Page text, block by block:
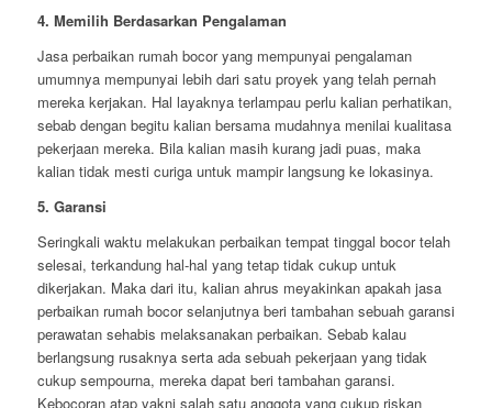
4. Memilih Berdasarkan Pengalaman
Jasa perbaikan rumah bocor yang mempunyai pengalaman
umumnya mempunyai lebih dari satu proyek yang telah pernah
mereka kerjakan. Hal layaknya terlampau perlu kalian perhatikan,
sebab dengan begitu kalian bersama mudahnya menilai kualitasa
pekerjaan mereka. Bila kalian masih kurang jadi puas, maka
kalian tidak mesti curiga untuk mampir langsung ke lokasinya.
5. Garansi
Seringkali waktu melakukan perbaikan tempat tinggal bocor telah
selesai, terkandung hal-hal yang tetap tidak cukup untuk
dikerjakan. Maka dari itu, kalian ahrus meyakinkan apakah jasa
perbaikan rumah bocor selanjutnya beri tambahan sebuah garansi
perawatan sehabis melaksanakan perbaikan. Sebab kalau
berlangsung rusaknya serta ada sebuah pekerjaan yang tidak
cukup sempourna, mereka dapat beri tambahan garansi.
Kebocoran atap yakni salah satu anggota yang cukup riskan